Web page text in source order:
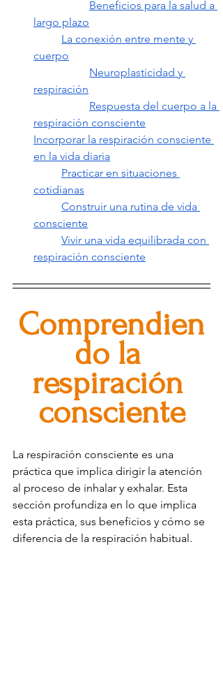
Beneficios para la salud a
largo plazo
La conexión entre mente y
cuerpo
Neuroplasticidad y
respiración
Respuesta del cuerpo a la
respiración consciente
Incorporar la respiración consciente
en la vida diaria
Practicar en situaciones
cotidianas
Construir una rutina de vida
consciente
Vivir una vida equilibrada con
respiración consciente
Comprendien
do la
respiración
consciente
La respiración consciente es una
práctica que implica dirigir la atención
al proceso de inhalar y exhalar. Esta
sección profundiza en lo que implica
esta práctica, sus beneficios y cómo se
diferencia de la respiración habitual.